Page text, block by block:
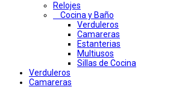
Relojes
Cocina y Baño
Verduleros
Camareras
Estanterias
Multiusos
Sillas de Cocina
Verduleros
Camareras